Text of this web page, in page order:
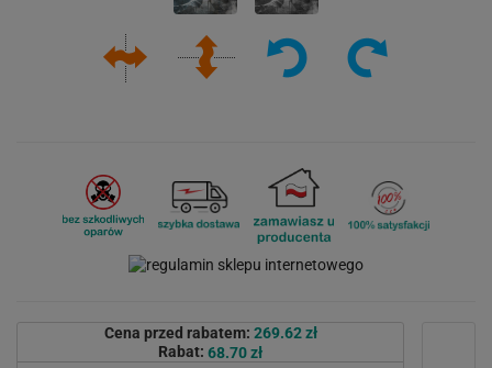
Cena przed rabatem: 269.62 zł
Rabat: 68.70 zł